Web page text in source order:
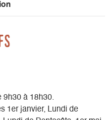
9h30 à 18h30.
1er janvier, Lundi de